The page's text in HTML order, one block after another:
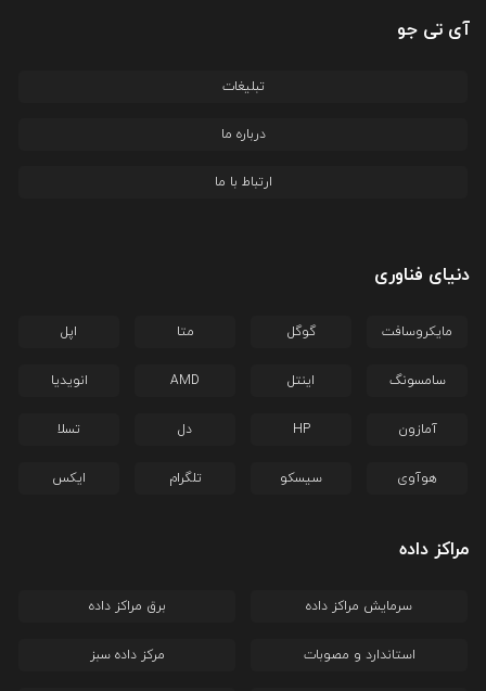
آی تی جو
تبلیغات
درباره ما
ارتباط با ما
دنیای فناوری
مایکروسافت گوگل متا اپل
سامسونگ اینتل AMD انویدیا
آمازون HP دل تسلا
هوآوی سیسکو تلگرام ایکس
مراکز داده
سرمایش مراکز داده برق مراکز داده
استاندارد و مصوبات مرکز داده سبز